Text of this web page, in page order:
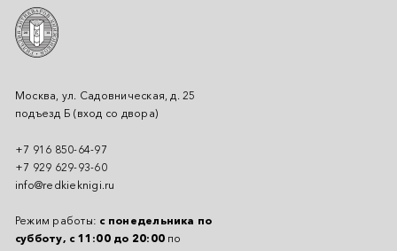
Москва, ул. Садовническая, д. 25
подъезд Б (вход со двора)
+7 916 850-64-97
+7 929 629-93-60
info@redkieknigi.ru
Режим работы: с понедельника по
субботу, с 11:00 до 20:00 по